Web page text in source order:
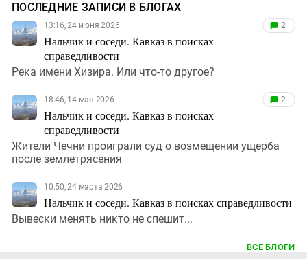
ПОСЛЕДНИЕ ЗАПИСИ В БЛОГАХ
13:16, 24 июня 2026
Нальчик и соседи. Кавказ в поисках
справедливости
2
Река имени Хизира. Или что-то другое?
18:46, 14 мая 2026
Нальчик и соседи. Кавказ в поисках
справедливости
2
Жители Чечни проиграли суд о возмещении ущерба
после землетрясения
10:50, 24 марта 2026
Нальчик и соседи. Кавказ в поисках справедливости
Вывески менять никто не спешит...
ВСЕ БЛОГИ